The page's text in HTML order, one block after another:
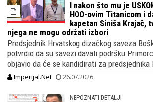
I nakon što mu je
HOO-ovim Titanicom i
kapetan Siniša Krajač,
njega ne mogu održati izbori
Predsjednik Hrvatskog dizačkog saveza
potvrdio da su savezi davali podršku
objavio da će se kandidirati za predsjednika
Imperijal.Net 26.07.2026
NEPOZNATI DETALJI